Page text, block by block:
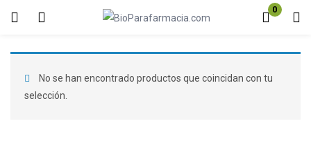
0
Inicio de sesión Registro
Introduzca su nombre de usuario y contraseña para iniciar sesión.
No se han encontrado productos que coincidan con tu
selección.